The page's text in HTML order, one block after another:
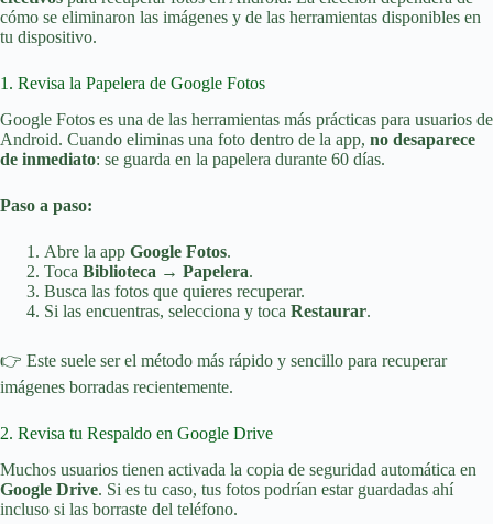
cómo se eliminaron las imágenes y de las herramientas disponibles en
tu dispositivo.
1. Revisa la Papelera de Google Fotos
Google Fotos es una de las herramientas más prácticas para usuarios de
Android. Cuando eliminas una foto dentro de la app, no desaparece
de inmediato: se guarda en la papelera durante 60 días.
Paso a paso:
Abre la app Google Fotos.
Toca Biblioteca → Papelera.
Busca las fotos que quieres recuperar.
Si las encuentras, selecciona y toca Restaurar.
👉 Este suele ser el método más rápido y sencillo para recuperar
imágenes borradas recientemente.
2. Revisa tu Respaldo en Google Drive
Muchos usuarios tienen activada la copia de seguridad automática en
Google Drive. Si es tu caso, tus fotos podrían estar guardadas ahí
incluso si las borraste del teléfono.